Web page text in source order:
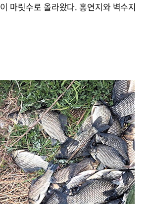
마릿수로 올라왔다. 홍연지와 벽수지